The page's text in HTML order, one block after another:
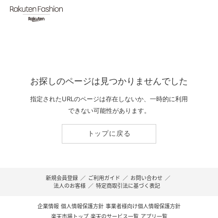
お探しのページは見つかりませんでした
指定されたURLのページは存在しないか、一時的に利用
できない可能性があります。
トップに戻る
新規会員登録 ／ ご利用ガイド ／ お問い合わせ ／
法人のお客様 ／ 特定商取引法に基づく表記
企業情報 個人情報保護方針 事業者様向け個人情報保護方針
楽天市場トップ 楽天のサービス一覧 アプリ一覧